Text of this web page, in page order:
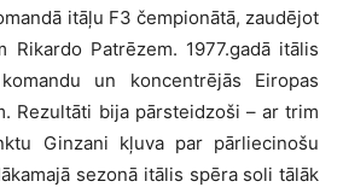
itāļu F3 čempionātā, zaudējot
Rikardo Patrēzem. 1977.gadā itālis
un koncentrējās Eiropas
Rezultāti bija pārsteidzoši – ar trim
Ginzani kļuva par pārliecinošu
sezonā itālis spēra soli tālāk